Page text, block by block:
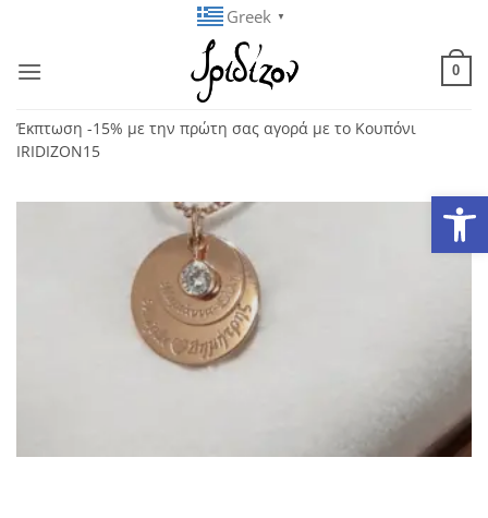
περιεχόμενο
Greek ▼
0
Έκπτωση -15% με την πρώτη σας αγορά με το Κουπόνι
IRIDIZON15